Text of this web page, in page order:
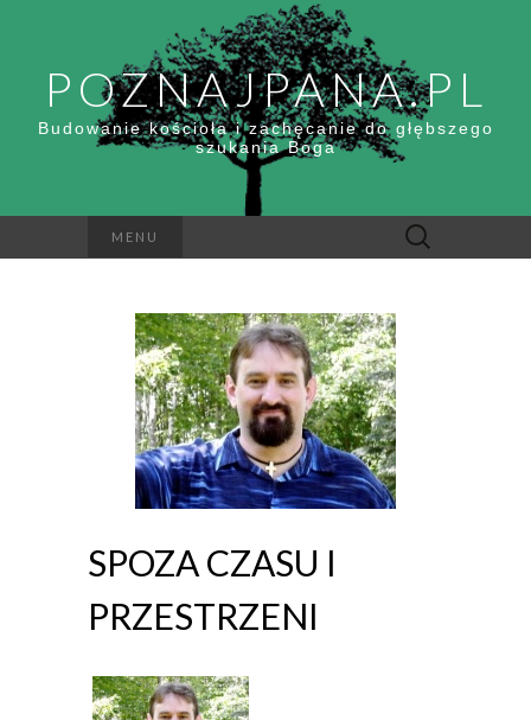
POZNAJPANA.PL
Budowanie kościoła i zachęcanie do głębszego
szukania Boga
MENU Szukaj:
SPOZA CZASU I
PRZESTRZENI